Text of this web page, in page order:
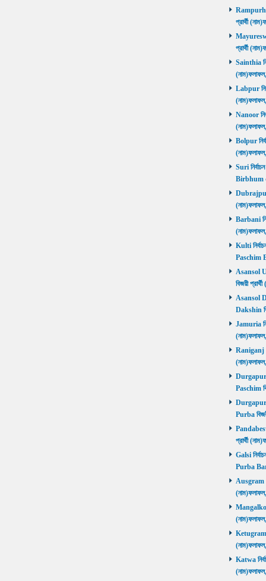
Rampurhat
প্রার্থী
প্রার্থী
Sainthia
Labpur
Nanoor
Bolpur
Suri
Birbhum
Dubrajpur
Barbani
Kulti
Paschim
Asansol
বিজয়ী
Asansol
Dakshin
Jamuria
Raniganj
Durgapur
Paschim
Durgapur
Purba
প্রার্থী
Galsi
Purba
Ausgram
Mangalkot
Ketugram
Katwa